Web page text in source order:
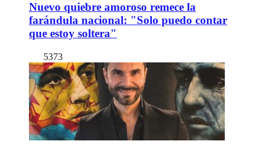
Nuevo quiebre amoroso remece la
farándula nacional: "Solo puedo contar
que estoy soltera"
5373